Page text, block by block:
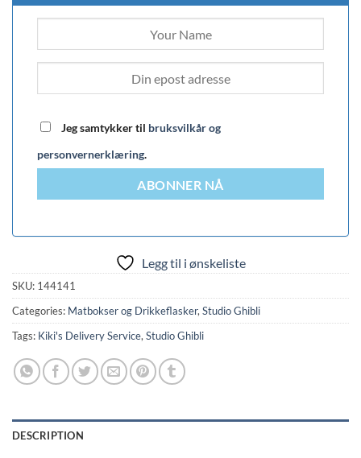
Jeg samtykker til bruksvilkår og
personvernerklæring.
ABONNER NÅ
Legg til i ønskeliste
SKU: 144141
Categories: Matbokser og Drikkeflasker,Studio Ghibli
Tags: Kiki's Delivery Service,Studio Ghibli
DESCRIPTION